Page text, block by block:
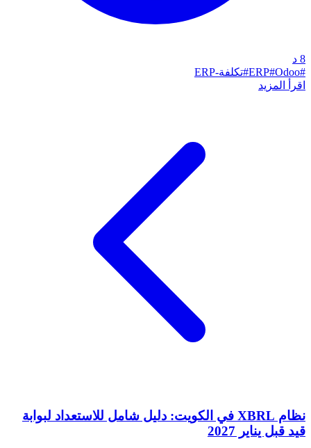
8 د
#
ERP#Odoo
#تكلفة-ERP
اقرأ المزيد
نظام XBRL في الكويت: دليل شامل للاستعداد لبوابة
قيد قبل يناير 2027